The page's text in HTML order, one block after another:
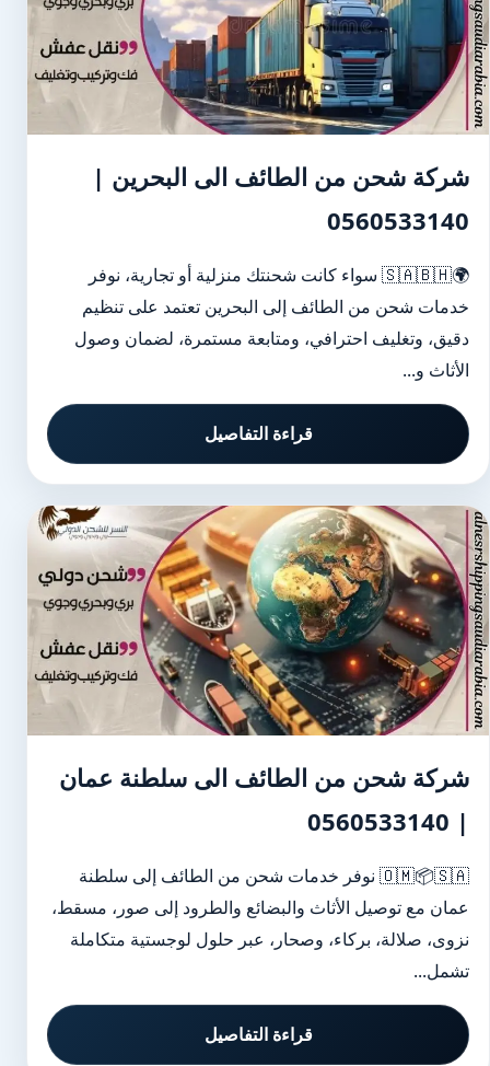
شركة شحن من الطائف الى البحرين |
0560533140
🌍🇸🇦🇧🇭 سواء كانت شحنتك منزلية أو تجارية، نوفر
خدمات شحن من الطائف إلى البحرين تعتمد على تنظيم
دقيق، وتغليف احترافي، ومتابعة مستمرة، لضمان وصول
الأثاث و...
قراءة التفاصيل
شركة شحن من الطائف الى سلطنة عمان
| 0560533140
🇴🇲📦🇸🇦 نوفر خدمات شحن من الطائف إلى سلطنة
عمان مع توصيل الأثاث والبضائع والطرود إلى صور، مسقط،
نزوى، صلالة، بركاء، وصحار، عبر حلول لوجستية متكاملة
تشمل...
قراءة التفاصيل